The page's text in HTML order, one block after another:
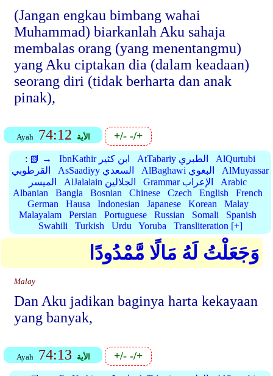
(Jangan engkau bimbang wahai
Muhammad) biarkanlah Aku sahaja
membalas orang (yang menentangmu)
yang Aku ciptakan dia (dalam keadaan)
seorang diri (tidak berharta dan anak
pinak),
Ayah 74:12 الأية +/--/+
: 📗 → IbnKathir ابن كثير AtTabariy الطبري
AlQurtubi
القرطوبي
AsSaadiyy السعدي AlBaghawi البغوي
AlMuyassar
الميسر
AlJalalain الجلالين Grammar الإعراب
Arabic
Albanian
Bangla Bosnian Chinese Czech English
French
German
Hausa Indonesian Japanese Korean
Malay
Malayalam
Persian Portuguese Russian Somali
Spanish
Swahili
Turkish Urdu Yoruba Transliteration [+]
وَجَعَلْتُ لَهُ مَالًا مَّمْدُودًا
Malay
Dan Aku jadikan baginya harta kekayaan
yang banyak,
Ayah 74:13 الأية +/--/+